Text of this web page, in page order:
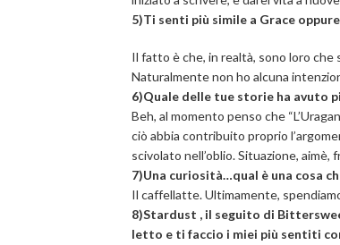
5)Ti senti più simile a Grace
Il fatto è che, in realtà, sono loro che
Naturalmente non ho alcuna
6)Quale delle tue storie ha avuto
Beh, al momento penso che
ciò abbia contribuito proprio
scivolato nell’oblio. Situazione, aimè,
7)Una curiosità…qual è una cosa
Il caffellatte. Ultimamente,
8)Stardust , il seguito di
letto e ti faccio i miei più sentiti